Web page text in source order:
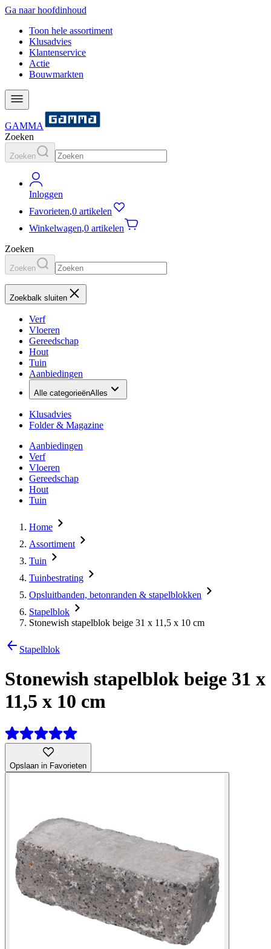
Ga naar hoofdinhoud
Toon hele assortiment
Klusadvies
Klantenservice
Actie
Bouwmarkten
GAMMA
Zoeken
Zoeken
Inloggen
Favorieten,0 artikelen
Winkelwagen,0 artikelen
Zoeken
Zoeken
Zoekbalk sluiten
Verf
Vloeren
Gereedschap
Hout
Tuin
Aanbiedingen
Alle categorieënAlles
Klusadvies
Folder & Magazine
Aanbiedingen
Verf
Vloeren
Gereedschap
Hout
Tuin
Home
Assortiment
Tuin
Tuinbestrating
Opsluitbanden, betonranden & stapelblokken
Stapelblok
Stonewish stapelblok beige 31 x 11,5 x 10 cm
Stapelblok
Stonewish stapelblok beige 31 x
11,5 x 10 cm
Opslaan in Favorieten